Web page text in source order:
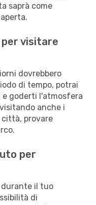
saprà come
per visitare
dovrebbero
di tempo, potrai
e goderti l'atmosfera
anche i
provare
per
il tuo
di